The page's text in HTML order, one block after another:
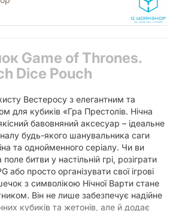
Game of Thrones.
Dice Pouch
Вестеросу з елегантним та
для кубиків «Гра Престолів. Нічна
бавовняний аксесуар – ідеальне
будь-якого шанувальника саги
та однойменного серіалу. Чи ви
битви у настільній грі, розіграти
або просто організувати свої ігрові
з символікою Нічної Варти стане
Він не лише забезпечує надійне
кубиків та жетонів, але й додає